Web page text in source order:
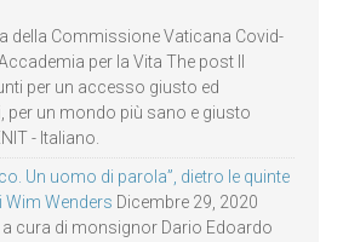
della Commissione Vaticana Covid-
per la Vita The post Il
per un accesso giusto ed
per un mondo più sano e giusto
- Italiano.
Un uomo di parola”, dietro le quinte
Wim Wenders Dicembre 29, 2020
cura di monsignor Dario Edoardo